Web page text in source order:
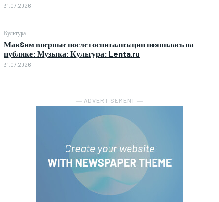
31.07.2026
Культура
МакSим впервые после госпитализации появилась на
публике: Музыка: Культура: Lenta.ru
31.07.2026
― ADVERTISEMENT ―